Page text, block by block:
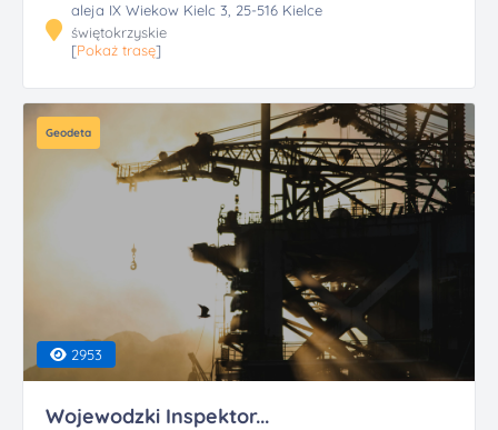
aleja IX Wiekow Kielc 3, 25-516 Kielce
świętokrzyskie
[Pokaż trasę]
Geodeta
2953
Wojewodzki Inspektor...